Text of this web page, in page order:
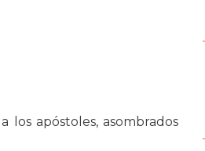
los apóstoles, asombrados